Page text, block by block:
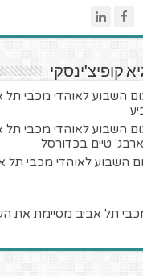
קופיצ'ינסקי
טיים בכדורסל
מכבי תל אביב מסיימת את